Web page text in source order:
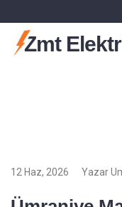
Zmt
12 Haz, 2026 Yazar